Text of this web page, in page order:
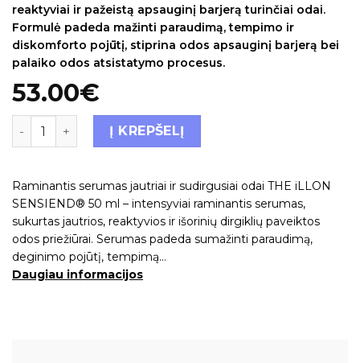
reaktyviai ir pažeistą apsauginį barjerą turinčiai odai.
Formulė padeda mažinti paraudimą, tempimo ir
diskomforto pojūtį, stiprina odos apsauginį barjerą bei
palaiko odos atsistatymo procesus.
53.00€
Į KREPŠELĮ
Raminantis serumas jautriai ir sudirgusiai odai THE iLLON
SENSIEND® 50 ml – intensyviai raminantis serumas,
sukurtas jautrios, reaktyvios ir išorinių dirgiklių paveiktos
odos priežiūrai. Serumas padeda sumažinti paraudimą,
deginimo pojūtį, tempimą…
Daugiau informacijos